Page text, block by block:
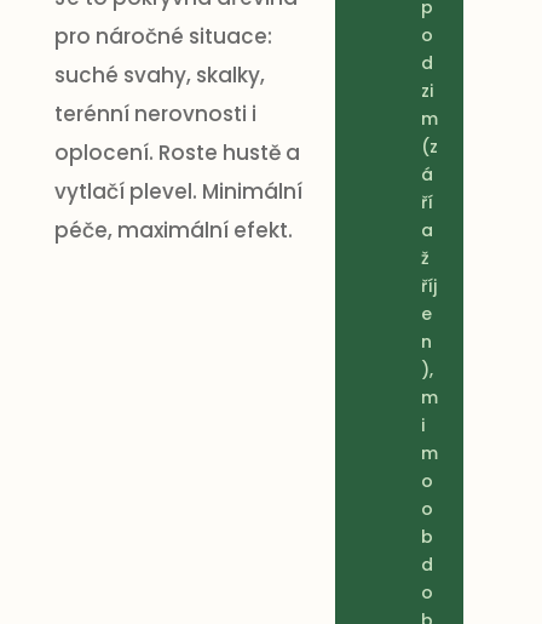
pro náročné situace:
suché svahy, skalky,
terénní nerovnosti i
oplocení. Roste hustě a
vytlačí plevel. Minimální
péče, maximální efekt.
p
o
d
zi
m
(z
á
ří
a
ž
říj
e
n
),
m
i
m
o
o
b
d
o